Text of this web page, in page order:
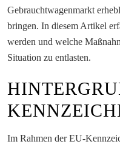
Gebrauchtwagenmarkt
bringen. In diesem Artikel
werden und welche
Situation zu entlasten.
Im Rahmen der EU-